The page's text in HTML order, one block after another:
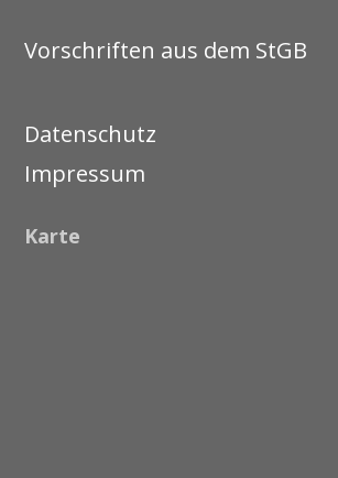
Vorschriften aus dem StGB
Datenschutz
Impressum
Karte